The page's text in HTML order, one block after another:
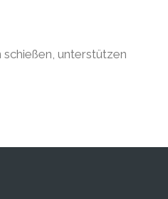
unterstützen